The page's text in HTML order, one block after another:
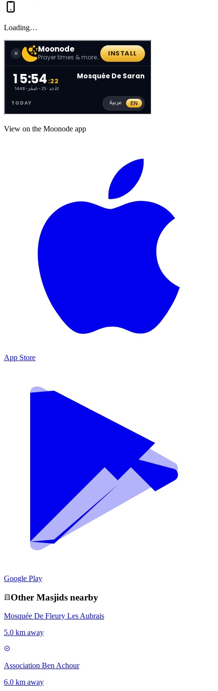
Loading…
View on the Moonode app
App Store
Google Play
Other Masjids nearby
Mosquée De Fleury Les Aubrais
5.0 km away
Association Ben Achour
6.0 km away